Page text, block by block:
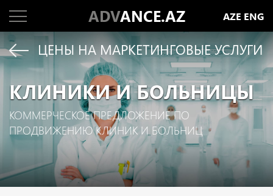
ADVANCE.AZ AZE ENG
ЦЕНЫ НА МАРКЕТИНГОВЫЕ УСЛУГИ
КЛИНИКИ И БОЛЬНИЦЫ
КОММЕРЧЕСКОЕ ПРЕДЛОЖЕНИЕ ПО
ПРОДВИЖЕНИЮ КЛИНИК И БОЛЬНИЦ